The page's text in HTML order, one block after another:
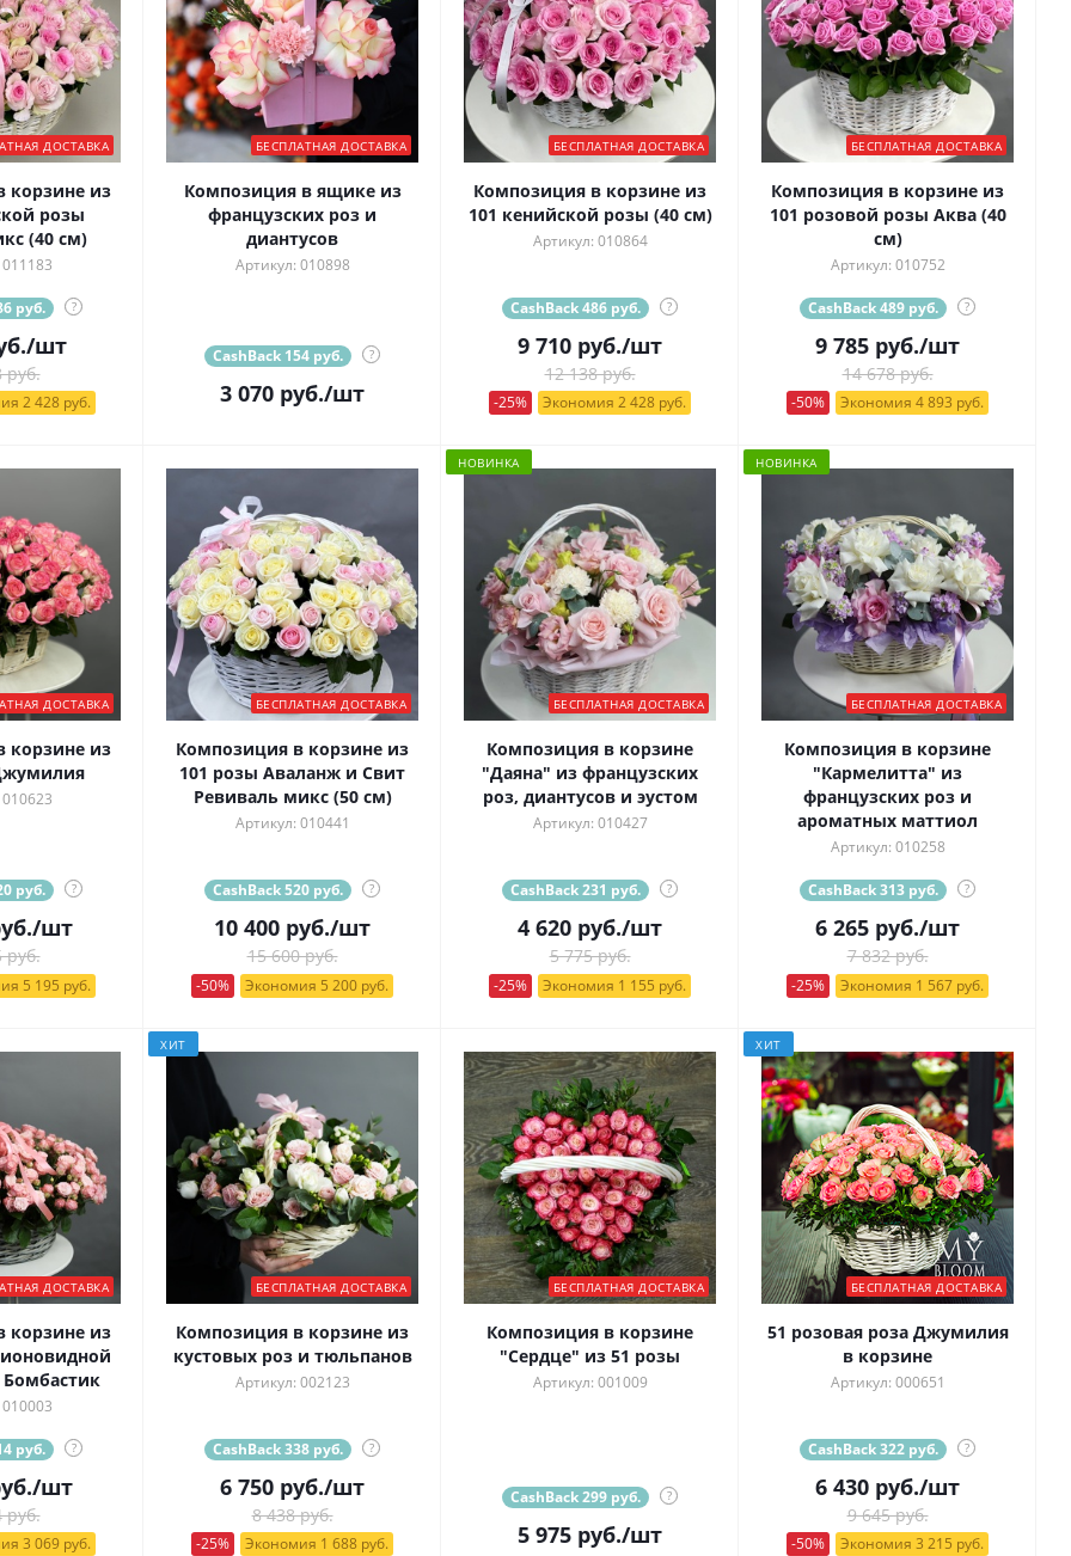
ДОСТАВКА
корзине из
розы
(40 см)
руб. ?
/шт
руб.
2 428 руб.
БЕСПЛАТНАЯ ДОСТАВКА
Композиция в ящике из
французских роз и
диантусов
Артикул: 010898
CashBack 154 руб. ?
3 070 руб./шт
БЕСПЛАТНАЯ ДОСТАВКА
Композиция в корзине из
101 кенийской розы (40 см)
Артикул: 010864
CashBack 486 руб. ?
9 710 руб./шт
12 138 руб.
-25% Экономия 2 428 руб.
БЕСПЛАТНАЯ ДОСТАВКА
Композиция в корзине из
101 розовой розы Аква (40
см)
Артикул: 010752
CashBack 489 руб. ?
9 785 руб./шт
14 678 руб.
-50% Экономия 4 893 руб.
ДОСТАВКА
корзине из
руб. ?
/шт
руб.
5 195 руб.
БЕСПЛАТНАЯ ДОСТАВКА
Композиция в корзине из
101 розы Аваланж и Свит
Ревиваль микс (50 см)
Артикул: 010441
CashBack 520 руб. ?
10 400 руб./шт
15 600 руб.
-50% Экономия 5 200 руб.
НОВИНКА
БЕСПЛАТНАЯ ДОСТАВКА
Композиция в корзине
"Даяна" из французских
роз, диантусов и эустом
Артикул: 010427
CashBack 231 руб. ?
4 620 руб./шт
5 775 руб.
-25% Экономия 1 155 руб.
НОВИНКА
БЕСПЛАТНАЯ ДОСТАВКА
Композиция в корзине
"Кармелитта" из
французских роз и
ароматных маттиол
Артикул: 010258
CashBack 313 руб. ?
6 265 руб./шт
7 832 руб.
-25% Экономия 1 567 руб.
ДОСТАВКА
корзине из
руб. ?
/шт
руб.
3 069 руб.
ХИТ
БЕСПЛАТНАЯ ДОСТАВКА
Композиция в корзине из
кустовых роз и тюльпанов
Артикул: 002123
CashBack 338 руб. ?
6 750 руб./шт
8 438 руб.
-25% Экономия 1 688 руб.
БЕСПЛАТНАЯ ДОСТАВКА
Композиция в корзине
"Сердце" из 51 розы
Артикул: 001009
CashBack 299 руб. ?
5 975 руб./шт
ХИТ
БЕСПЛАТНАЯ ДОСТАВКА
51 розовая роза Джумилия
в корзине
Артикул: 000651
CashBack 322 руб. ?
6 430 руб./шт
9 645 руб.
-50% Экономия 3 215 руб.